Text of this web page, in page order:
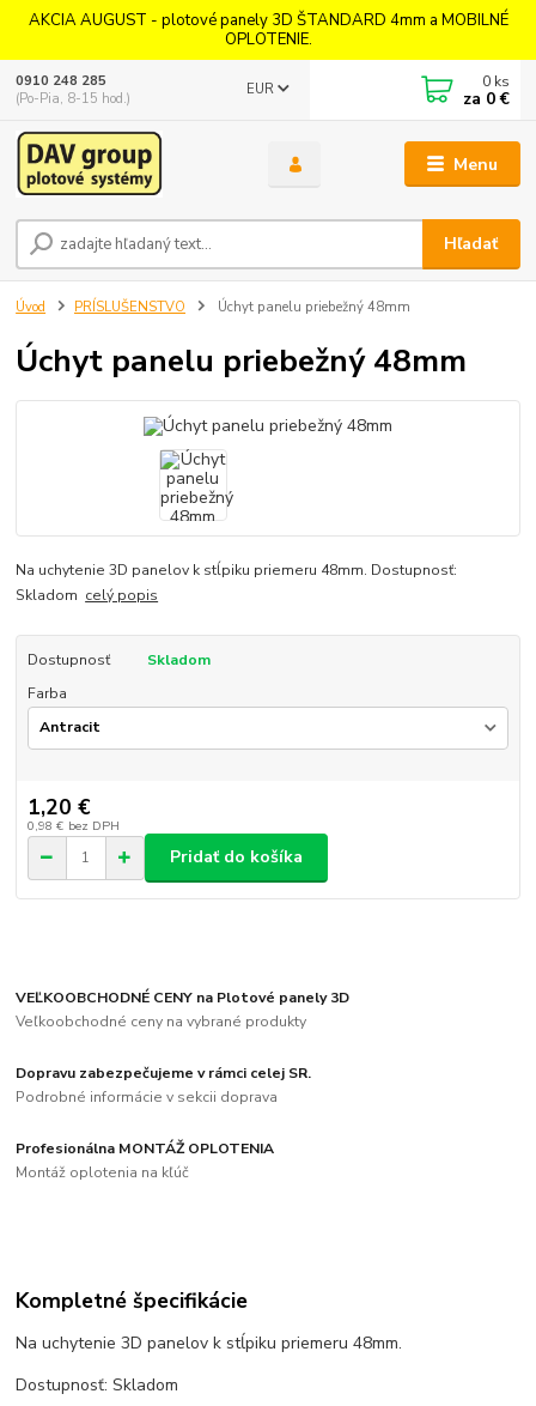
AKCIA AUGUST - plotové panely 3D ŠTANDARD 4mm a MOBILNÉ
OPLOTENIE.
Menu
EUR
Hľadať
0910 248 285
(Po-Pia, 8-15 hod.)
0 ks
za 0 €
Úvod PRÍSLUŠENSTVO Úchyt panelu priebežný 48mm
Úchyt panelu priebežný 48mm
Na uchytenie 3D panelov k stĺpiku priemeru 48mm. Dostupnosť:
Skladom celý popis
Dostupnosť
Skladom
Farba
1,20 €
0,98 € bez DPH
Pridať do košíka
VEĽKOOBCHODNÉ CENY na Plotové panely 3D
Veľkoobchodné ceny na vybrané produkty
Dopravu zabezpečujeme v rámci celej SR.
Podrobné informácie v sekcii doprava
Profesionálna MONTÁŽ OPLOTENIA
Montáž oplotenia na kľúč
Kompletné špecifikácie
Na uchytenie 3D panelov k stĺpiku priemeru 48mm.
Dostupnosť: Skladom